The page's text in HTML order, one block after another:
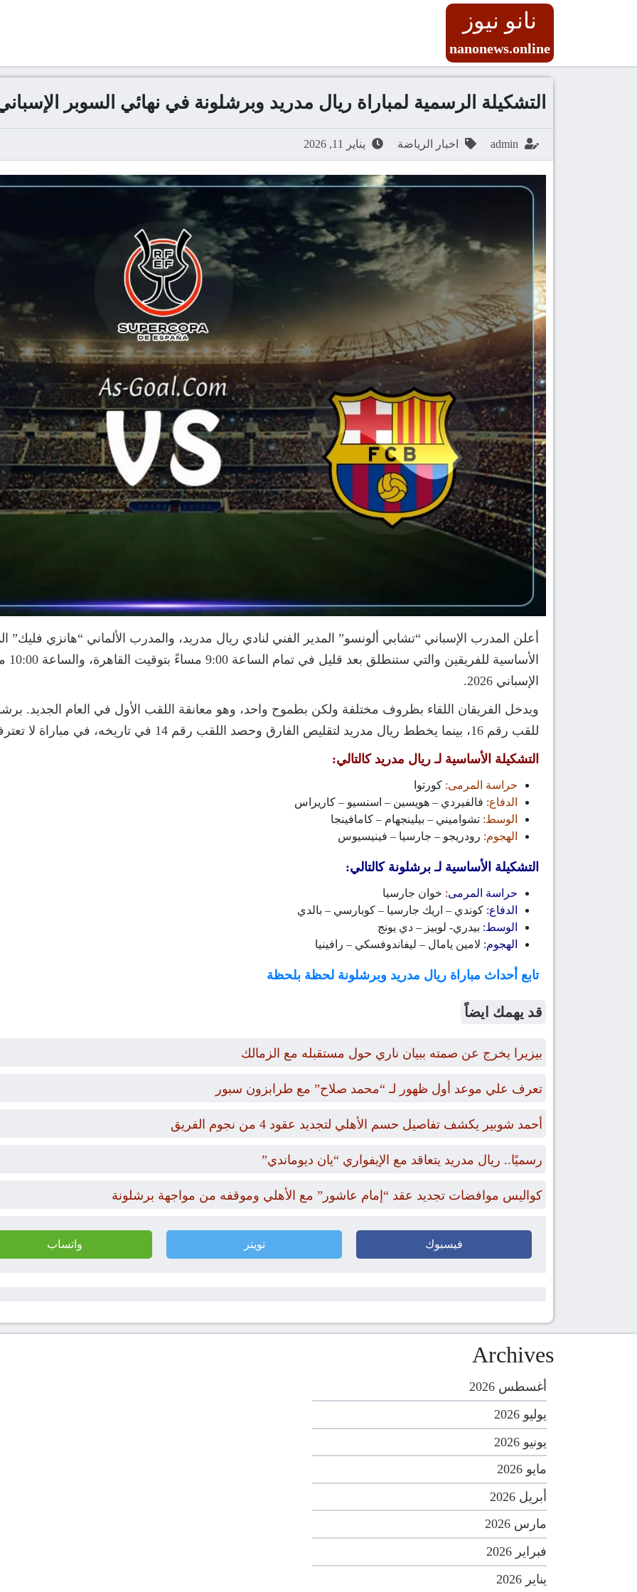
نانو نيوز
nanonews.online
التشكيلة الرسمية لمباراة ريال مدريد وبرشلونة في نهائي السوبر
admin اخبار الرياضة يناير 11, 2026
أعلن المدرب الإسباني “تشابي ألونسو” المدير الفني لنادي ريال مدريد، والمدرب الألماني “هانزي فليك”
الإسباني 2026.
ويدخل الفريقان اللقاء بظروف مختلفة ولكن بطموح واحد، وهو معانقة اللقب الأول في العام الجديد.
للقب رقم 16، بينما يخطط ريال مدريد لتقليص الفارق وحصد اللقب رقم 14 في تاريخه، في مباراة لا تعترف إلا بلغة الأهداف والانتصار.
التشكيلة الأساسية لـ ريال مدريد كالتالي:
حراسة المرمى: كورتوا
الدفاع: فالفيردي – هويسين – اسنسيو – كاريراس
الوسط: تشواميني – بيلينجهام – كامافينجا
الهجوم: رودريجو – جارسيا – فينيسيوس
التشكيلة الأساسية لـ برشلونة كالتالي:
حراسة المرمى: خوان جارسيا
الدفاع: كوندي – اريك جارسيا – كوبارسي – بالدي
الوسط: بيدري- لوبيز – دي يونج
الهجوم: لامين يامال – ليفاندوفسكي – رافينيا
تابع أحداث مباراة ريال مدريد وبرشلونة لحظة بلحظة
قد يهمك ايضاً
بيزيرا يخرج عن صمته ببيان ناري حول مستقبله مع الزمالك
تعرف علي موعد أول ظهور لـ “محمد صلاح” مع طرابزون سبور
أحمد شوبير يكشف تفاصيل حسم الأهلي لتجديد عقود 4 من نجوم الفريق
رسميًا.. ريال مدريد يتعاقد مع الإيفواري “يان ديوماندي”
كواليس موافضات تجديد عقد “إمام عاشور” مع الأهلي وموقفه من مواجهة برشلونة
فيسبوك تويتر واتساب
Archives
أغسطس 2026
يوليو 2026
يونيو 2026
مايو 2026
أبريل 2026
مارس 2026
فبراير 2026
يناير 2026